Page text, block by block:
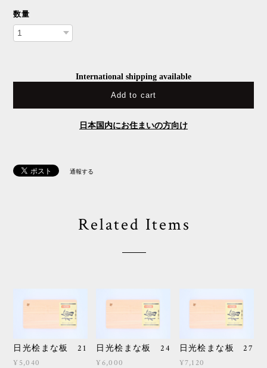
数量
International shipping available
Add to cart
日本国内にお住まいの方向け
通報する
Related Items
日光桧まな板 21
¥5,040
日光桧まな板 24
¥6,000
日光桧まな板 27
¥7,120